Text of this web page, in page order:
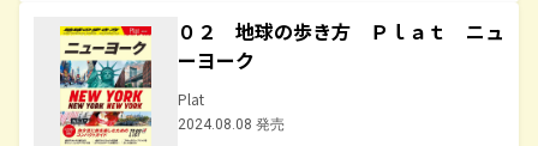
０２ 地球の歩き方 Ｐｌａｔ ニュ
ーヨーク
Plat
2024.08.08 発売